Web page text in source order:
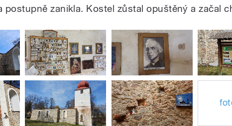
postupně zanikla. Kostel zůstal opuštěný a začal